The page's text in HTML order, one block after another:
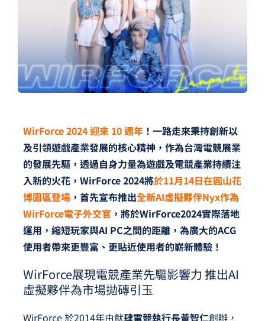
WirForce 2024迎來 10 週年！一路走來秉持創新以
及引領遊戲產業發展的核心精神，作為台灣電競展業
的發展先驅，透過自身力量為遊戲及電競產業持續注
入新的火花，WirForce 2024將於11月14日在圓山花
博園區登場，首先宣布推出全新AI虛擬夥伴Nyx作為
WirForce電子外交官 ，將於WirForce2024實際落地
運用，縮短玩家與AI PC之間的距離，為廣大的ACG
使用者帶來更豐富、更貼近使用者的嶄新體驗！
WirForce展現電競產業先驅影響力 推出AI
虛擬夥伴為市場拋磚引玉
WirForce 於2014年由就肆電競執行長黃智仁創辦，